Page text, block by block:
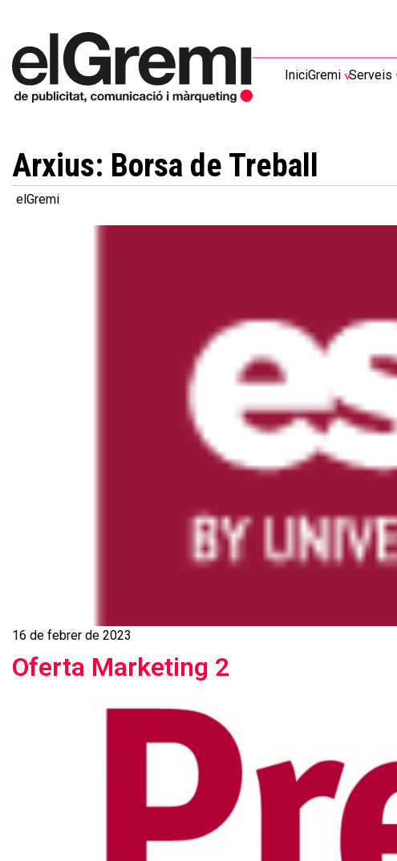
IniciGremi Serveis
Arxius: Borsa de Treball
elGremi
16 de febrer de 2023
Oferta Marketing 2